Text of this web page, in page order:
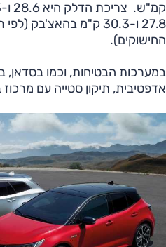
27.8 ו-30.3 ק"מ בהאצ'בק
החישוקים).
במערכות הבטיחות, וכמו בסדאן,
אדפטיבית, תיקון סטייה עם מרכוז